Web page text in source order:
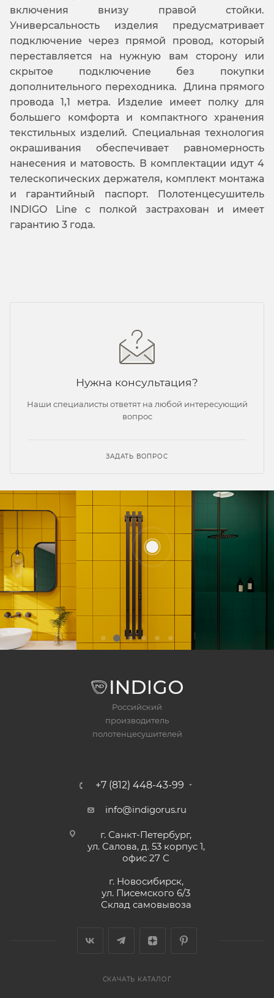
включения внизу правой стойки.
Универсальность изделия предусматривает
подключение через прямой провод, который
переставляется на нужную вам сторону или
скрытое подключение без покупки
дополнительного переходника. Длина прямого
провода 1,1 метра. Изделие имеет полку для
большего комфорта и компактного хранения
текстильных изделий. Специальная технология
окрашивания обеспечивает равномерность
нанесения и матовость. В комплектации идут 4
телескопических держателя, комплект монтажа
и гарантийный паспорт. Полотенцесушитель
INDIGO Line с полкой застрахован и имеет
гарантию 3 года.
Нужна консультация?
Наши специалисты ответят на любой интересующий
вопрос
ЗАДАТЬ ВОПРОС
Российский
производитель
полотенцесушителей
+7 (812) 448-43-99
info@indigorus.ru
г. Санкт-Петербург,
ул. Салова, д. 53 корпус 1,
офис 27 С
г. Новосибирск,
ул. Писемского 6/3
Склад самовывоза
СКАЧАТЬ КАТАЛОГ